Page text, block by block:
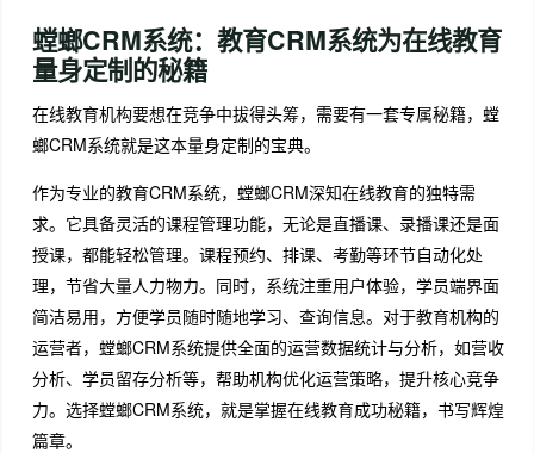
螳螂CRM系统：教育CRM系统为在线教育
量身定制的秘籍
在线教育机构要想在竞争中拔得头筹，需要有一套专属秘籍，螳
螂CRM系统就是这本量身定制的宝典。
作为专业的教育CRM系统，螳螂CRM深知在线教育的独特需
求。它具备灵活的课程管理功能，无论是直播课、录播课还是面
授课，都能轻松管理。课程预约、排课、考勤等环节自动化处
理，节省大量人力物力。同时，系统注重用户体验，学员端界面
简洁易用，方便学员随时随地学习、查询信息。对于教育机构的
运营者，螳螂CRM系统提供全面的运营数据统计与分析，如营收
分析、学员留存分析等，帮助机构优化运营策略，提升核心竞争
力。选择螳螂CRM系统，就是掌握在线教育成功秘籍，书写辉煌
篇章。